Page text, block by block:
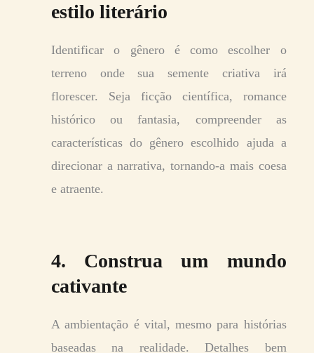
estilo literário
Identificar o gênero é como escolher o
terreno onde sua semente criativa irá
florescer. Seja ficção científica, romance
histórico ou fantasia, compreender as
características do gênero escolhido ajuda a
direcionar a narrativa, tornando-a mais coesa
e atraente.
4. Construa um mundo
cativante
A ambientação é vital, mesmo para histórias
baseadas na realidade. Detalhes bem